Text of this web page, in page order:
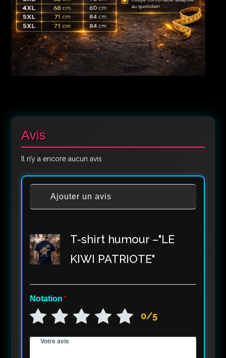
Avis
Il n’y a encore aucun avis
Ajouter un avis
T-shirt humour –"LE
KIWI PATRIOTE"
Notation *
0/5
Votre avis